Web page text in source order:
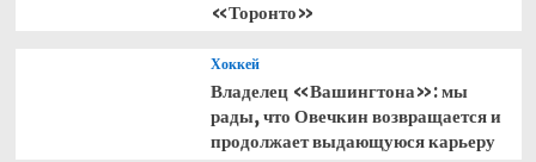
«Торонто»
Хоккей
Владелец «Вашингтона»: мы
рады, что Овечкин возвращается и
продолжает выдающуюся карьеру